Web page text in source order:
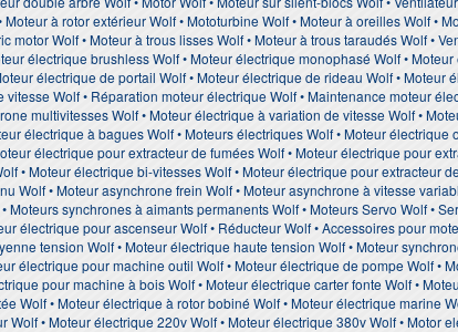
à rotor extérieur Wolf • Mototurbine Wolf • Moteur à oreilles Wolf •
motor Wolf • Moteur à trous lisses Wolf • Moteur à trous taraudés Wolf •
électrique brushless Wolf • Moteur électrique monophasé Wolf •
électrique de portail Wolf • Moteur électrique de rideau Wolf • Moteur
Wolf • Réparation moteur électrique Wolf • Maintenance moteur
multivitesses Wolf • Moteur électrique à variation de vitesse Wolf •
électrique à bagues Wolf • Moteurs électriques Wolf • Moteur électrique
électrique pour extracteur de fumées Wolf • Moteur électrique pour
• Moteur électrique bi-vitesses Wolf • Moteur électrique pour extracteur
Wolf • Moteur asynchrone frein Wolf • Moteur asynchrone à vitesse
Moteurs synchrones à aimants permanents Wolf • Moteurs Servo Wolf •
électrique pour ascenseur Wolf • Réducteur Wolf • Accessoires pour
tension Wolf • Moteur électrique haute tension Wolf • Moteur
électrique pour machine outil Wolf • Moteur électrique de pompe Wolf •
pour machine à bois Wolf • Moteur électrique carter fonte Wolf •
Wolf • Moteur électrique à rotor bobiné Wolf • Moteur électrique marine
• Moteur électrique 220v Wolf • Moteur électrique 380v Wolf • Motor